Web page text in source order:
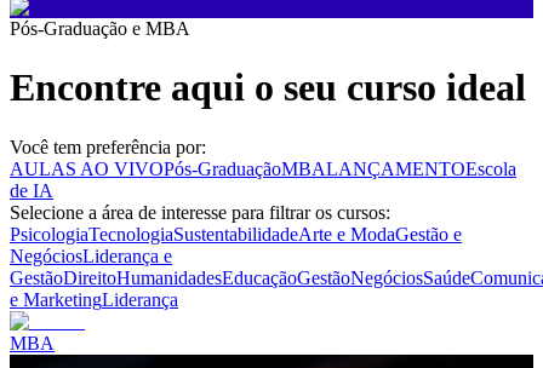
Pós-Graduação e MBA
Encontre aqui o seu curso ideal
Você tem preferência por:
AULAS AO VIVOPós-GraduaçãoMBALANÇAMENTOEscola
de IA
Selecione a área de interesse para filtrar os cursos:
PsicologiaTecnologiaSustentabilidadeArte e ModaGestão e
NegóciosLiderança e
GestãoDireitoHumanidadesEducaçãoGestãoNegóciosSaúde
e MarketingLiderança
MBA